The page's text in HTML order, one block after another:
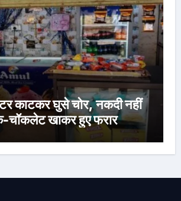
काटकर घुसे चोर, नकदी नहीं
चॉकलेट खाकर हुए फरार